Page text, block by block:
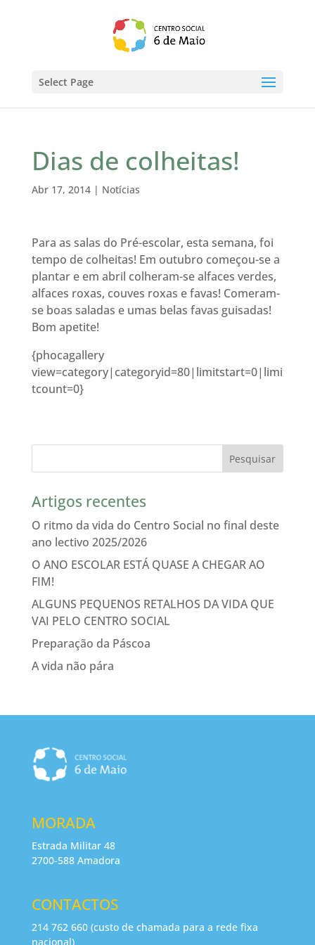
Select Page
Dias de colheitas!
Abr 17, 2014| Notícias
Para as salas do Pré-escolar, esta semana, foi
tempo de colheitas! Em outubro começou-se a
plantar e em abril colheram-se alfaces verdes,
alfaces roxas, couves roxas e favas! Comeram-
se boas saladas e umas belas favas guisadas!
Bom apetite!
{phocagallery
view=category|categoryid=80|limitstart=0|limi
tcount=0}
Artigos recentes
O ritmo da vida do Centro Social no final deste
ano lectivo 2025/2026
O ANO ESCOLAR ESTÁ QUASE A CHEGAR AO
FIM!
ALGUNS PEQUENOS RETALHOS DA VIDA QUE
VAI PELO CENTRO SOCIAL
Preparação da Páscoa
A vida não pára
MORADA
Estrada Militar 48
2700-588 Amadora
CONTACTOS
214 762 660 (custo de chamada para a rede fixa
nacional)